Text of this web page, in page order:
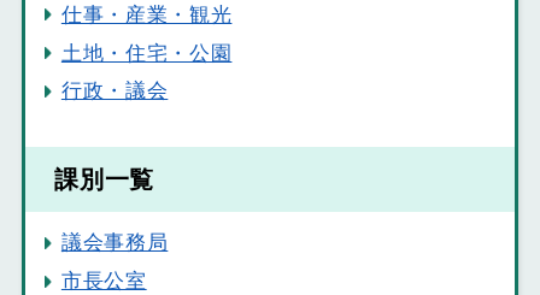
仕事・産業・観光
土地・住宅・公園
行政・議会
課別一覧
議会事務局
市長公室